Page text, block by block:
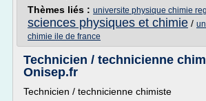
Thèmes liés : universite physique chimie
sciences physiques et chimie /
chimie ile de france
Technicien / technicienne
Onisep.fr
Technicien / technicienne chimiste